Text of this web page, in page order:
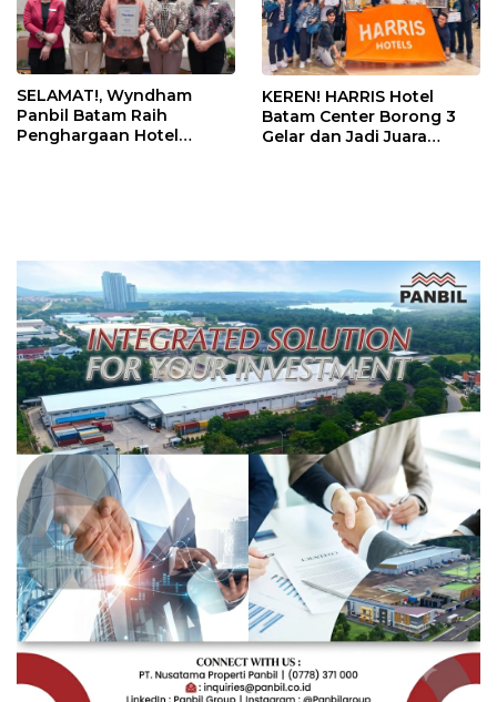
SELAMAT!, Wyndham
Panbil Batam Raih
Penghargaan Hotel
KEREN! HARRIS Hotel
Batam Center Borong 3
Gelar dan Jadi Juara